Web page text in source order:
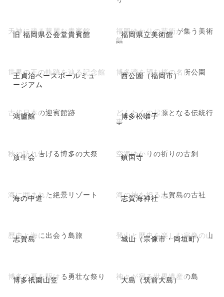
旧 福岡県公会堂貴賓館
天神に残る華麗な貴賓館 福岡県立美術館
福岡ゆかりの芸術が集う美術
館
王貞治ベースボールミュ
ージアム
世界の王の軌跡を辿る記念館 西公園（福岡市）
博多湾を望む桜の名所公園
鴻臚館
古代日本の迎賓館跡 博多松囃子
どんたくの起源となる伝統行
事
放生会
秋の訪れ告げる博多の大祭 鎮国寺
空海ゆかりの祈りの古刹
海の中道
海に囲まれた絶景リゾート 志賀海神社
海の神を祀る志賀島の古社
志賀島
歴史と海に出会う島旅 城山（宗像市・岡垣町）
登山と歴史を楽しむ宗像の山
博多祇園山笠
博多の夏を駆ける勇壮な祭り 大島（筑前大島）
神々が宿る世界遺産の島